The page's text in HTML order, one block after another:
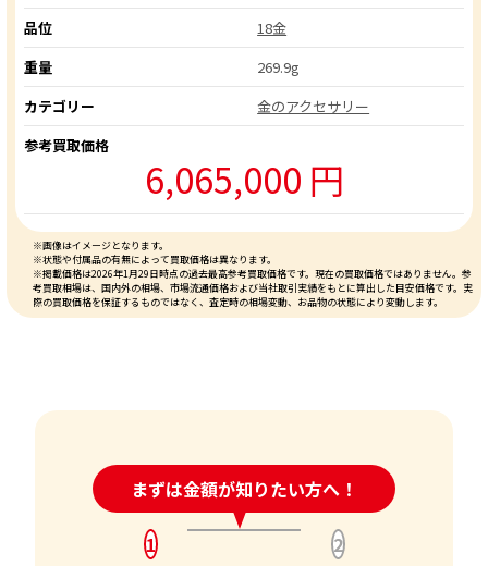
品位
18金
重量
269.9g
カテゴリー
金のアクセサリー
参考買取価格
6,065,000 円
※画像はイメージとなります。
※状態や付属品の有無によって買取価格は異なります。
※掲載価格は2026年1月29日時点の過去最高参考買取価格です。現在の買取価格ではありません。参
考買取相場は、国内外の相場、市場流通価格および当社取引実績をもとに算出した目安価格です。実
際の買取価格を保証するものではなく、査定時の相場変動、お品物の状態により変動します。
まずは金額が知りたい方へ！
24時間受付中!問い合わせフォーム
1
2